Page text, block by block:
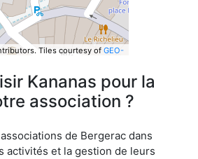
Tiles courtesy of GEO-
Kananas pour la
association ?
de Bergerac dans
activités et la gestion de leurs